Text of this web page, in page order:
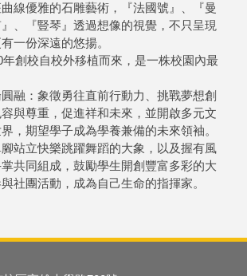
線優雅的石雕藝術，『法國號』、『曼
、『豎琴』透過想像的視覺，不只呈現
一份深遠的悠揚。
創校自校外移植而來，是一株校園內最
融：象徵勇往直前行動力、挑戰夢想創
與尊重，促進祥和未來，並開啟多元文
，期望學子成為學養兼備的未來領袖。
站立快樂跳躍舞蹈的大象，以及握有風
共同組成，鼓勵學生開創豐富多彩的大
社團活動，成為自己生命的指揮家。